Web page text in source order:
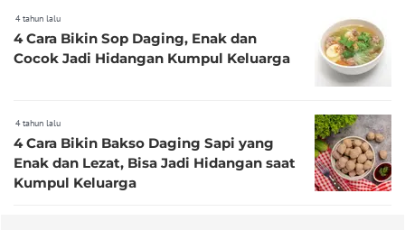
4 tahun lalu
4 Cara Bikin Sop Daging, Enak dan
Cocok Jadi Hidangan Kumpul Keluarga
4 tahun lalu
4 Cara Bikin Bakso Daging Sapi yang
Enak dan Lezat, Bisa Jadi Hidangan saat
Kumpul Keluarga